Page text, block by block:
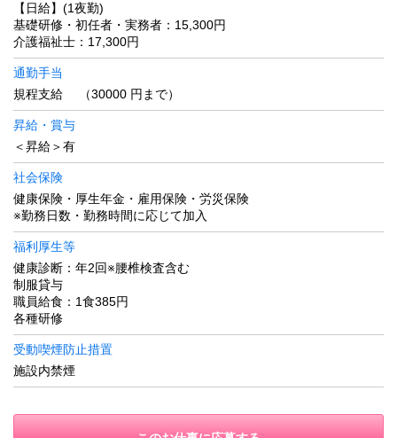
【日給】(1夜勤)
基礎研修・初任者・実務者：15,300円
介護福祉士：17,300円
通勤手当
規程支給 （30000 円まで）
昇給・賞与
＜昇給＞有
社会保険
健康保険・厚生年金・雇用保険・労災保険
※勤務日数・勤務時間に応じて加入
福利厚生等
健康診断：年2回※腰椎検査含む
制服貸与
職員給食：1食385円
各種研修
受動喫煙防止措置
施設内禁煙